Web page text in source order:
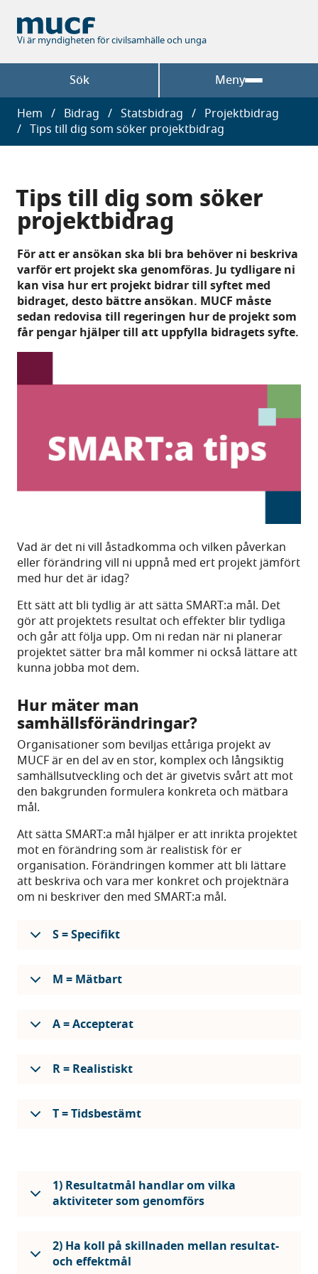
huvudinnehåll
Vi är myndigheten för civilsamhälle och unga
Sök Meny
Länkstig
Hem Bidrag Statsbidrag
Projektbidrag
Tips till dig som söker projektbidrag
Tips till dig som söker
projektbidrag
För att er ansökan ska bli bra behöver ni beskriva
varför ert projekt ska genomföras. Ju tydligare ni
kan visa hur ert projekt bidrar till syftet med
bidraget, desto bättre ansökan. MUCF måste
sedan redovisa till regeringen hur de projekt som
får pengar hjälper till att uppfylla bidragets syfte.
Vad är det ni vill åstadkomma och vilken påverkan
eller förändring vill ni uppnå med ert projekt jämfört
med hur det är idag?
Ett sätt att bli tydlig är att sätta SMART:a mål. Det
gör att projektets resultat och effekter blir tydliga
och går att följa upp. Om ni redan när ni planerar
projektet sätter bra mål kommer ni också lättare att
kunna jobba mot dem.
Hur mäter man
samhällsförändringar?
Organisationer som beviljas ettåriga projekt av
MUCF är en del av en stor, komplex och långsiktig
samhällsutveckling och det är givetvis svårt att mot
den bakgrunden formulera konkreta och mätbara
mål.
Att sätta SMART:a mål hjälper er att inrikta projektet
mot en förändring som är realistisk för er
organisation. Förändringen kommer att bli lättare
att beskriva och vara mer konkret och projektnära
om ni beskriver den med SMART:a mål.
S = Specifikt
M = Mätbart
A = Accepterat
R = Realistiskt
T = Tidsbestämt
1) Resultatmål handlar om vilka
aktiviteter som genomförs
2) Ha koll på skillnaden mellan resultat-
och effektmål